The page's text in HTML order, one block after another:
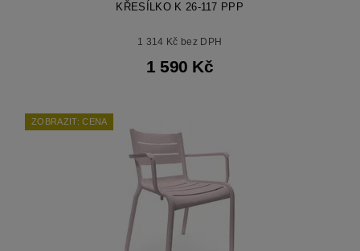
KŘESÍLKO K 26-117 PPP
1 314 Kč bez DPH
1 590 Kč
ZOBRAZIT: CENA